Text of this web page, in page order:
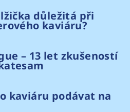
důležitá při
kaviáru?
– 13 let zkušeností
kaviáru podávat na